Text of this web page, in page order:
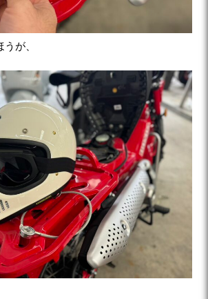
が、